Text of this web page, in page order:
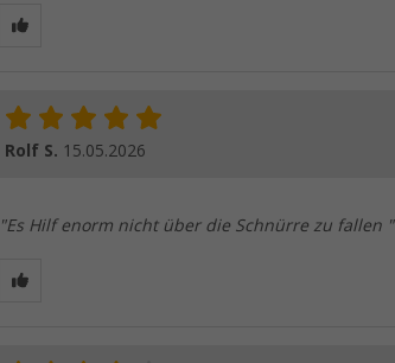
Rolf S. 15.05.2026
"Es Hilf enorm nicht über die Schnürre zu fallen "